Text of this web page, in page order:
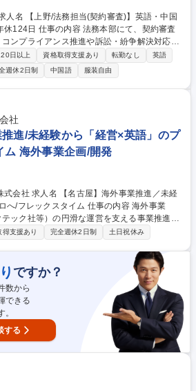
にて、契約審査
コンプライアンス推進や訴訟・紛争解決対応な
ます。海外子会社とのコミュニケーションや
文および英文
英文契約審査は月10件程度が目安） (2)コンプ
活動（業務の1割） (3)訴訟・紛争：弁護士へ
（業務の1割） (4)その他法律関連業務 【業
ため、海外子会社とのコミュニケーションな
の向上が可能です。 募集職種 【上野/
中国語を活かす！フレックス/年休124日
日以上 資格取得支援あり 転勤なし
英語
週休2日制 中国語 服装自由
社
推進/未経験から「経営×英語」のプ
ム 海外事業企画/開発
事業推進／未経
スタイム 仕事の内容 海外事業
テック社等）の円滑な運営を支える事業推進担
報の橋渡し」を担います。語学力を活かし、
外子会社役員・スタッフとの日常的連絡、お
事・法務等）との調整 ■海外拠点管理サポー
等）のヒアリング、解決に向けた手配 ■海外
での信頼関係構築 ■PMI（統合プロセス）支
募集職種 【名古屋】海外事
×英語」のプロへ/フレックスタイム
得支援あり 完全週休2日制 土日祝休み
ですか？
数から
できる
する